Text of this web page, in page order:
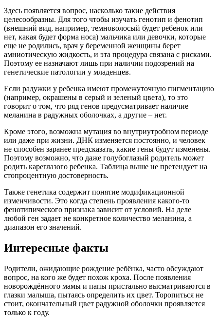
Здесь появляется вопрос, насколько такие действия
целесообразны. Для того чтобы изучать генотип и фенотип
(внешний вид, например, темноволосый будет ребенок или
нет, какая будет форма носа) мальчика или девочки, которые
еще не родились, врач у беременной женщины берет
амниотическую жидкость, и эта процедура связана с рисками.
Поэтому ее назначают лишь при наличии подозрений на
генетические патологии у младенцев.
Если радужки у ребенка имеют промежуточную пигментацию
(например, окрашены в серый и зеленый цвета), то это
говорит о том, что ряд генов предусматривает наличие
меланина в радужных оболочках, а другие – нет.
Кроме этого, возможна мутация во внутриутробном периоде
или даже при жизни. ДНК изменяется постоянно, и человек
не способен заранее предсказать, какие гены будут изменены.
Поэтому возможно, что даже голубоглазый родитель может
родить кареглазого ребенка. Таблица выше не претендует на
стопроцентную достоверность.
Также генетика содержит понятие модификационной
изменчивости. Это когда степень проявления какого-то
фенотипического признака зависит от условий. На деле
любой ген задает не конкретное количество меланина, а
диапазон его значений.
Интересные факты
Родители, ожидающие рождение ребёнка, часто обсуждают
вопрос, на кого же будет похож кроха. После появления
новорождённого мамы и папы пристально высматриваются в
глазки малыша, пытаясь определить их цвет. Торопиться не
стоит, окончательный цвет радужной оболочки проявляется
только к году.